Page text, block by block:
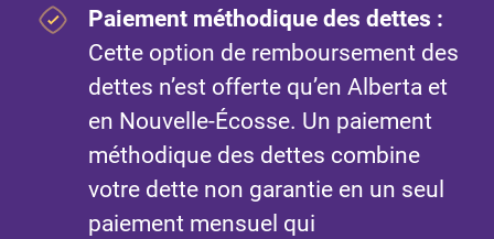
Paiement méthodique des dettes :
Cette option de remboursement des
dettes n’est offerte qu’en Alberta et
en Nouvelle-Écosse. Un paiement
méthodique des dettes combine
votre dette non garantie en un seul
paiement mensuel qui